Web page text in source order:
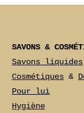
SAVONS &
Savons liquides
Cosmétiques &
Pour lui
Hygiène